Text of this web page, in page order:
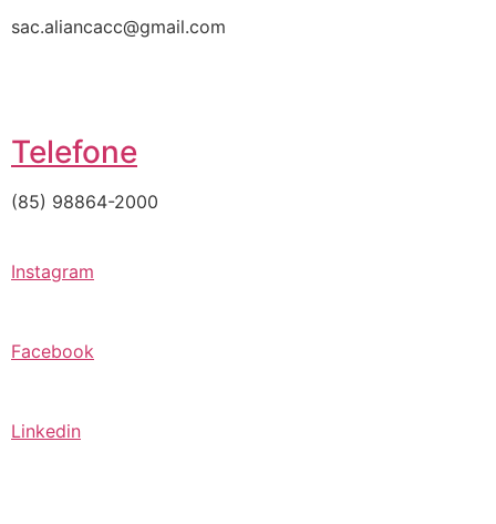
sac.aliancacc@gmail.com
Telefone
(85) 98864-2000
Instagram
Facebook
Linkedin